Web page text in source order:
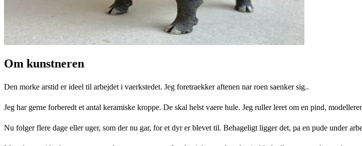
Om kunstneren
Den morke arstid er ideel til arbejdet i vaerkstedet. Jeg foretraekker aftenen nar roen saenker sig..
Jeg har gerne forberedt et antal keramiske kroppe. De skal helst vaere hule. Jeg ruller leret om en pind,
Nu folger flere dage eller uger, som der nu gar, for et dyr er blevet til. Behageligt ligger det, pa en pude under